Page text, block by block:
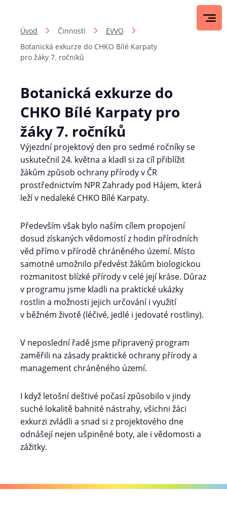
Úvod Činnosti
EVVO
Botanická exkurze do CHKO Bílé Karpaty
pro žáky 7. ročníků
Botanická exkurze do
CHKO Bílé Karpaty pro
žáky 7. ročníků
Výjezdní projektový den pro sedmé ročníky se
uskutečnil 24. května a kladl si za cíl přiblížit
žákům způsob ochrany přírody v ČR
prostřednictvím NPR Zahrady pod Hájem, která
leží v nedaleké CHKO Bílé Karpaty.
Především však bylo naším cílem propojení
dosud získaných vědomostí z hodin přírodních
věd přímo v přírodě chráněného území. Místo
samotné umožnilo předvést žákům biologickou
rozmanitost blízké přírody v celé její kráse. Důraz
v programu jsme kladli na praktické ukázky
rostlin a možnosti jejich určování i využití
v běžném životě (léčivé, jedlé i jedovaté rostliny).
V neposlední řadě jsme připravený program
zaměřili na zásady praktické ochrany přírody a
management chráněného území.
I když letošní deštivé počasí způsobilo v jindy
suché lokalitě bahnité nástrahy, všichni žáci
exkurzi zvládli a snad si z projektového dne
odnášejí nejen ušpiněné boty, ale i vědomosti a
zážitky.